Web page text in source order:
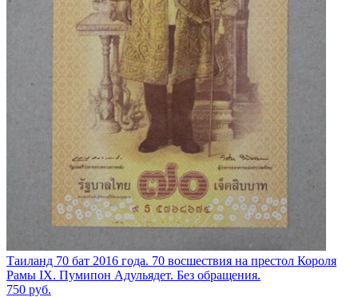
Таиланд 70 бат 2016 года. 70 восшествия на престол Короля
Рамы IX. Пумипон Адульядет. Без обращения.
750 руб.